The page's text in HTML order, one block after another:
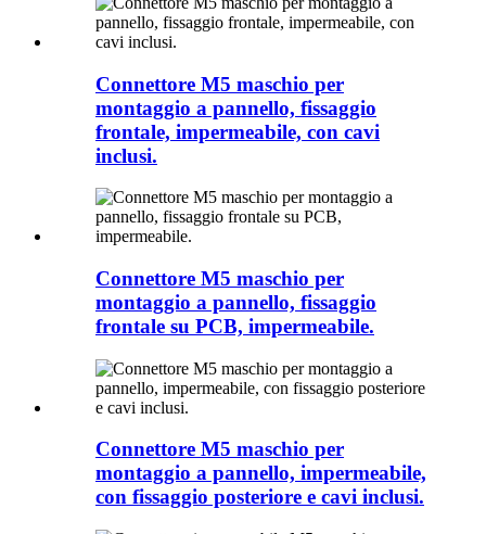
Connettore M5 maschio per
montaggio a pannello, fissaggio
frontale, impermeabile, con cavi
inclusi.
Connettore M5 maschio per
montaggio a pannello, fissaggio
frontale su PCB, impermeabile.
Connettore M5 maschio per
montaggio a pannello, impermeabile,
con fissaggio posteriore e cavi inclusi.